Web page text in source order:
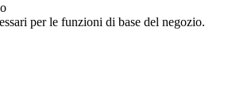
per le funzioni di base del negozio.